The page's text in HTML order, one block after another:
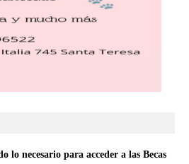
lo necesario para acceder a las Becas